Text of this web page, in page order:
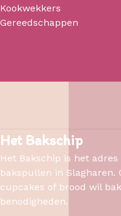
Kookwekkers
Gereedschappen
Het Bakschip
Het Bakschip is het
bakspullen in Slagharen.
cupcakes of brood wil
benodigheden.